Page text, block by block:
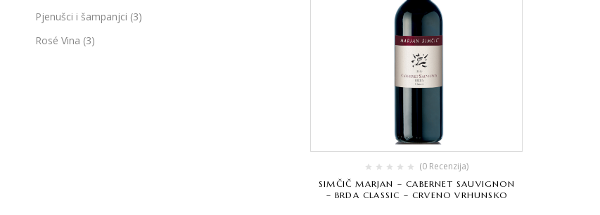
Pjenušci i šampanjci (3)
Rosé Vina (3)
(0 Recenzija)
SIMČIČ MARJAN – CABERNET SAUVIGNON
– BRDA CLASSIC – CRVENO VRHUNSKO